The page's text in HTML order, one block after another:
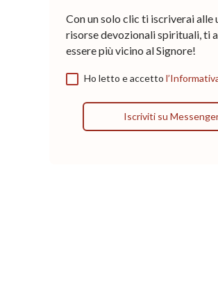
Con un solo clic ti iscriverai alle
risorse devozionali spirituali, ti
essere più vicino al Signore!
Ho letto e accetto
Iscriviti su